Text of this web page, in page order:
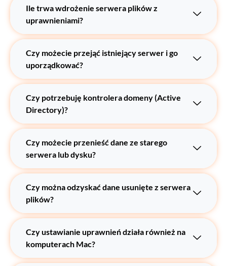
Ile trwa wdrożenie serwera plików z
uprawnieniami?
Czy możecie przejąć istniejący serwer i go
uporządkować?
Czy potrzebuję kontrolera domeny (Active
Directory)?
Czy możecie przenieść dane ze starego
serwera lub dysku?
Czy można odzyskać dane usunięte z serwera
plików?
Czy ustawianie uprawnień działa również na
komputerach Mac?